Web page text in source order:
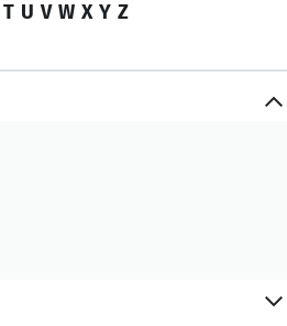
T U V W X Y Z